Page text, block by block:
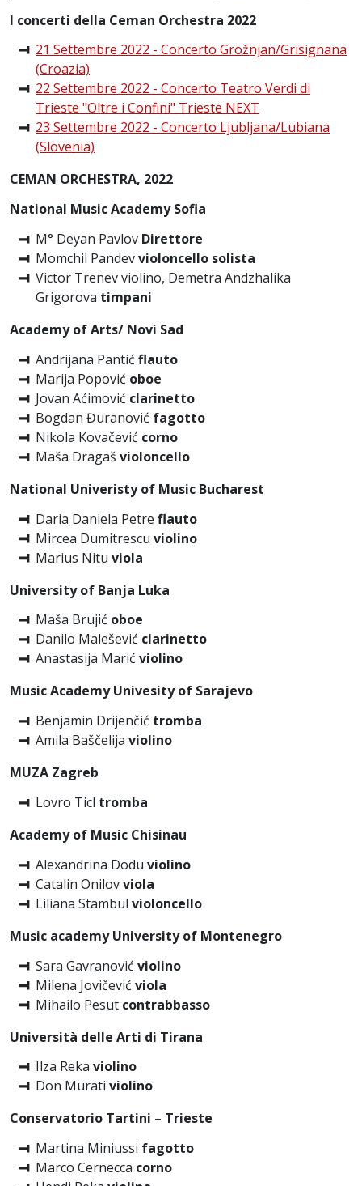
I concerti della Ceman Orchestra 2022
21 Settembre 2022 - Concerto Grožnjan/Grisignana
(Croazia)
22 Settembre 2022 - Concerto Teatro Verdi di
Trieste "Oltre i Confini" Trieste NEXT
23 Settembre 2022 - Concerto Ljubljana/Lubiana
(Slovenia)
CEMAN ORCHESTRA, 2022
National Music Academy Sofia
M° Deyan Pavlov Direttore
Momchil Pandevvioloncello solista
Victor Trenev violino, Demetra Andzhalika
Grigorova timpani
Academy of Arts/ Novi Sad
Andrijana Pantić flauto
Marija Popović oboe
Jovan Aćimović clarinetto
Bogdan Đuranović fagotto
Nikola Kovačević corno
Maša Dragaš violoncello
National Univeristy of Music Bucharest
Daria Daniela Petre flauto
Mircea Dumitrescu violino
Marius Nitu viola
University of Banja Luka
Maša Brujić oboe
Danilo Malešević clarinetto
Anastasija Marić violino
Music Academy Univesity of Sarajevo
Benjamin Drijenčić tromba
Amila Baščelija violino
MUZA Zagreb
Lovro Ticl tromba
Academy of Music Chisinau
Alexandrina Dodu violino
Catalin Onilovviola
Liliana Stambul violoncello
Music academy University of Montenegro
Sara Gavranović violino
Milena Jovičević viola
Mihailo Pesut contrabbasso
Università delle Arti di Tirana
Ilza Reka violino
Don Murati violino
Conservatorio Tartini – Trieste
Martina Miniussi fagotto
Marco Cernecca corno